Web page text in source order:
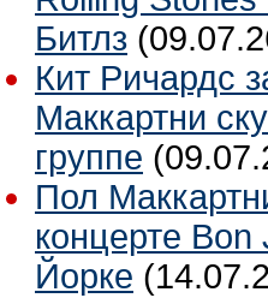
Битлз
Кит Ричардс
Маккартни
группе
Пол
концерте
Йорке